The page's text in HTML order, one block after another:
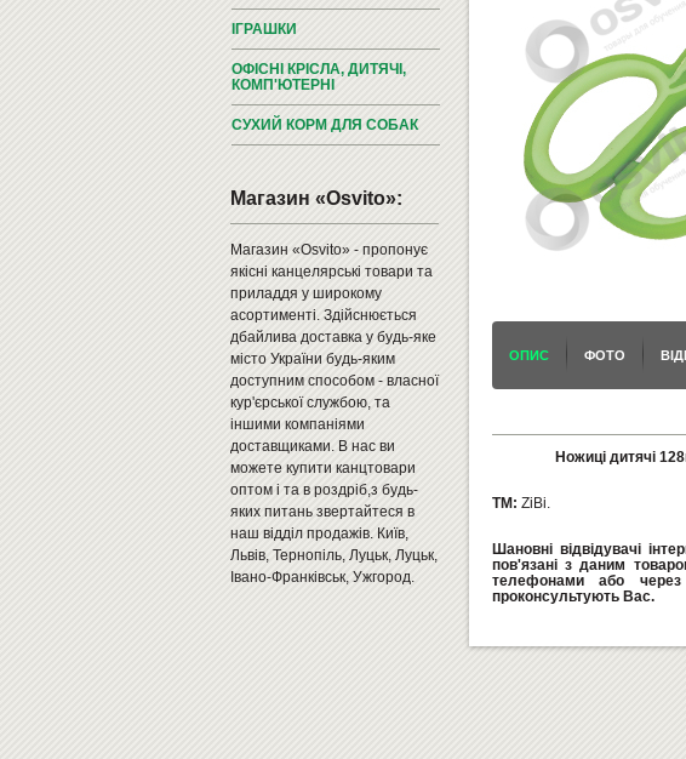
ІГРАШКИ
ОФІСНІ КРІСЛА, ДИТЯЧІ,
КОМП'ЮТЕРНІ
СУХИЙ КОРМ ДЛЯ СОБАК
Магазин «Osvito»:
Магазин «Osvito» - пропонує
якісні канцелярські товари та
приладдя у широкому
асортименті. Здійснюється
дбайлива доставка у будь-яке
місто України будь-яким
доступним способом - власної
кур'єрської службою, та
іншими компаніями
доставщиками. В нас ви
можете купити канцтовари
оптом і та в роздріб,з будь-
яких питань звертайтеся в
наш відділ продажів. Київ,
Львів, Тернопіль, Луцьк, Луцьк,
Івано-Франківськ, Ужгород.
ОПИС ФОТО
Ножиці дитячі
ТМ: ZiBi.
Шановні відвідувачі
пов'язані з даним
телефонами або
проконсультують Вас.